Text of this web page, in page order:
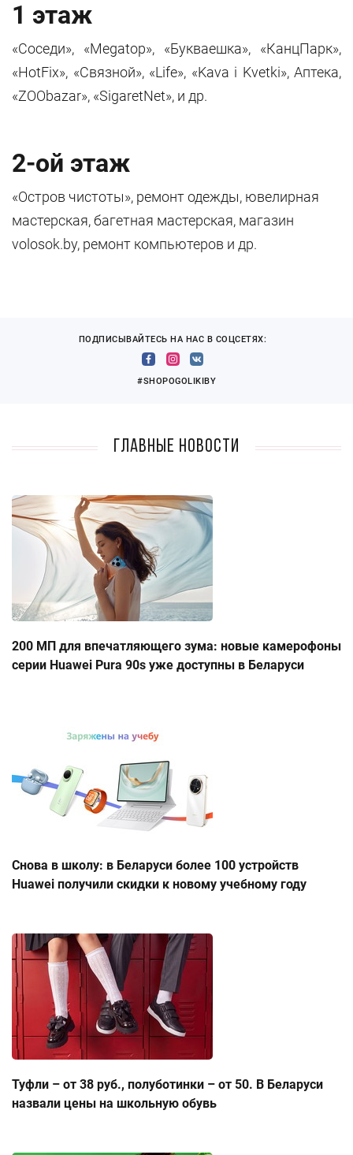
1 этаж
«Соседи», «Megatop», «Букваешка», «КанцПарк»,
«HotFix», «Связной», «Life», «Kava i Kvetki», Аптека,
«ZOObazar», «SigaretNet», и др.
2-ой этаж
«Остров чистоты», ремонт одежды, ювелирная
мастерская, багетная мастерская, магазин
volosok.by, ремонт компьютеров и др.
ПОДПИСЫВАЙТЕСЬ НА НАС В СОЦСЕТЯХ:
#SHOPOGOLIKIBY
Главные новости
200 МП для впечатляющего зума: новые камерофоны
серии Huawei Pura 90s уже доступны в Беларуси
Снова в школу: в Беларуси более 100 устройств
Huawei получили скидки к новому учебному году
Туфли – от 38 руб., полуботинки – от 50. В Беларуси
назвали цены на школьную обувь